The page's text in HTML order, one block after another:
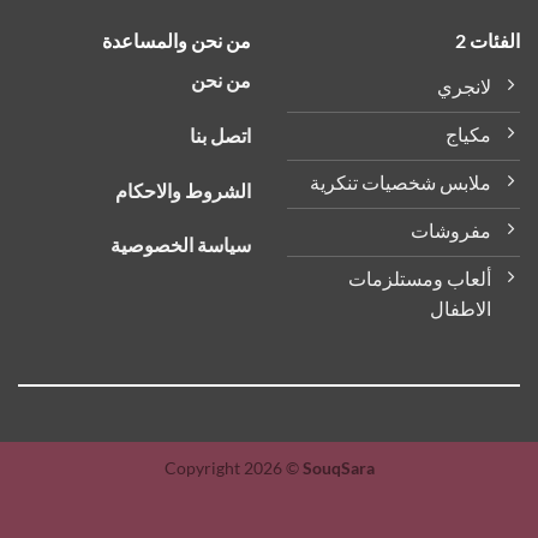
2
لانجري
مكياج
ملابس شخصيات تنكرية
مفروشات
ألعاب ومستلزمات
الاطفال
من نحن والمساعدة
من نحن
اتصل بنا
الشروط والاحكام
سياسة الخصوصية
Copyright 2026 ©SouqSara